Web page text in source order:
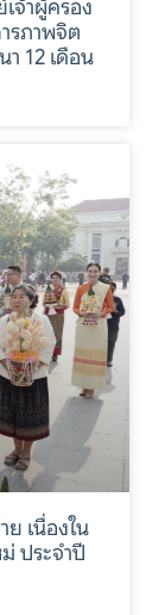
จ้าผู้ครอง
รภาพจิต
12 เดือน
ย เนื่องใน
ประจำปี